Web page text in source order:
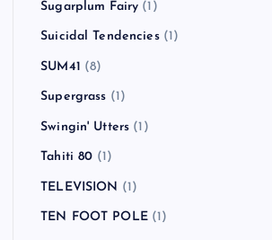
Sugarplum Fairy (1)
Suicidal Tendencies(1)
SUM41 (8)
Supergrass (1)
Swingin' Utters (1)
Tahiti 80 (1)
TELEVISION (1)
TEN FOOT POLE(1)